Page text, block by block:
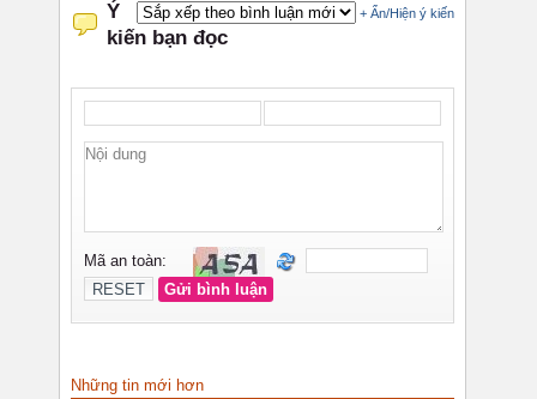
Những tin mới hơn